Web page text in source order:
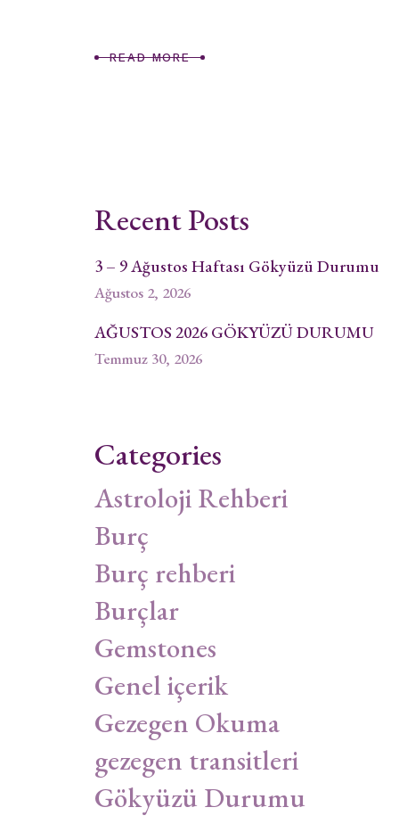
READ MORE
Recent Posts
3 – 9 Ağustos Haftası Gökyüzü Durumu
Ağustos 2, 2026
AĞUSTOS 2026 GÖKYÜZÜ DURUMU
Temmuz 30, 2026
Categories
Astroloji Rehberi
Burç
Burç rehberi
Burçlar
Gemstones
Genel içerik
Gezegen Okuma
gezegen transitleri
Gökyüzü Durumu